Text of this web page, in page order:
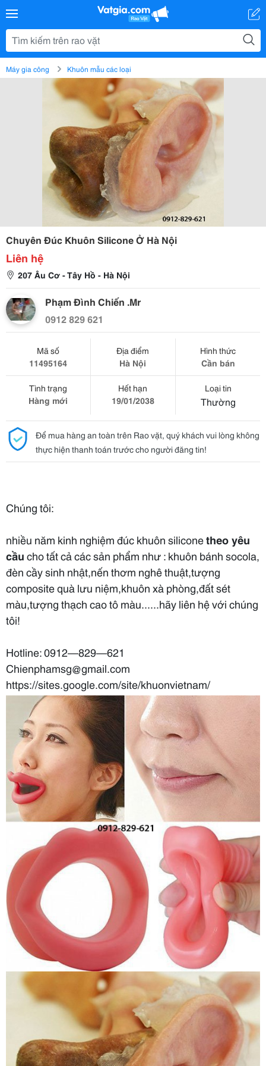
Máy gia công Khuôn mẫu các loại
Chuyên Đúc Khuôn Silicone Ở Hà Nội
Liên hệ
207 Âu Cơ - Tây Hồ - Hà Nội
Phạm Đình Chiến .Mr
0912 829 621
Mã số
11495164
Địa điểm
Hà Nội
Hình thức
Cần bán
Tình trạng
Hàng mới
Hết hạn
19/01/2038
Loại tin
Thường
Để mua hàng an toàn trên Rao vặt, quý khách vui lòng không
thực hiện thanh toán trước cho người đăng tin!
Chúng tôi:
nhiều năm kinh nghiệm đúc khuôn siliconetheo yêu
cầucho tất cả các sản phẩm như : khuôn bánh socola,
đèn cầy sinh nhật,nến thơm nghê thuật,tượng
composite quà lưu niệm,khuôn xà phòng,đất sét
màu,tượng thạch cao tô màu......hãy liên hệ với chúng
tôi!
Hotline: 0912—829—621
Chienphamsg@gmail.com
https://sites.google.com/site/khuonvietnam/